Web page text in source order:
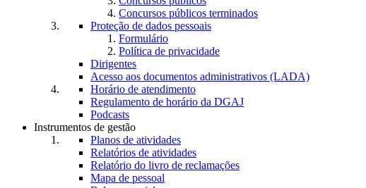
Concursos públicos terminados
Proteção de dados pessoais
Formulário
Política de privacidade
Dirigentes
Acesso aos documentos administrativos (LADA)
Horário de atendimento
Regulamento de horário da DGAJ
Podcasts
Instrumentos de gestão
Planos de atividades
Relatórios de atividades
Relatório do livro de reclamações
Mapa de pessoal